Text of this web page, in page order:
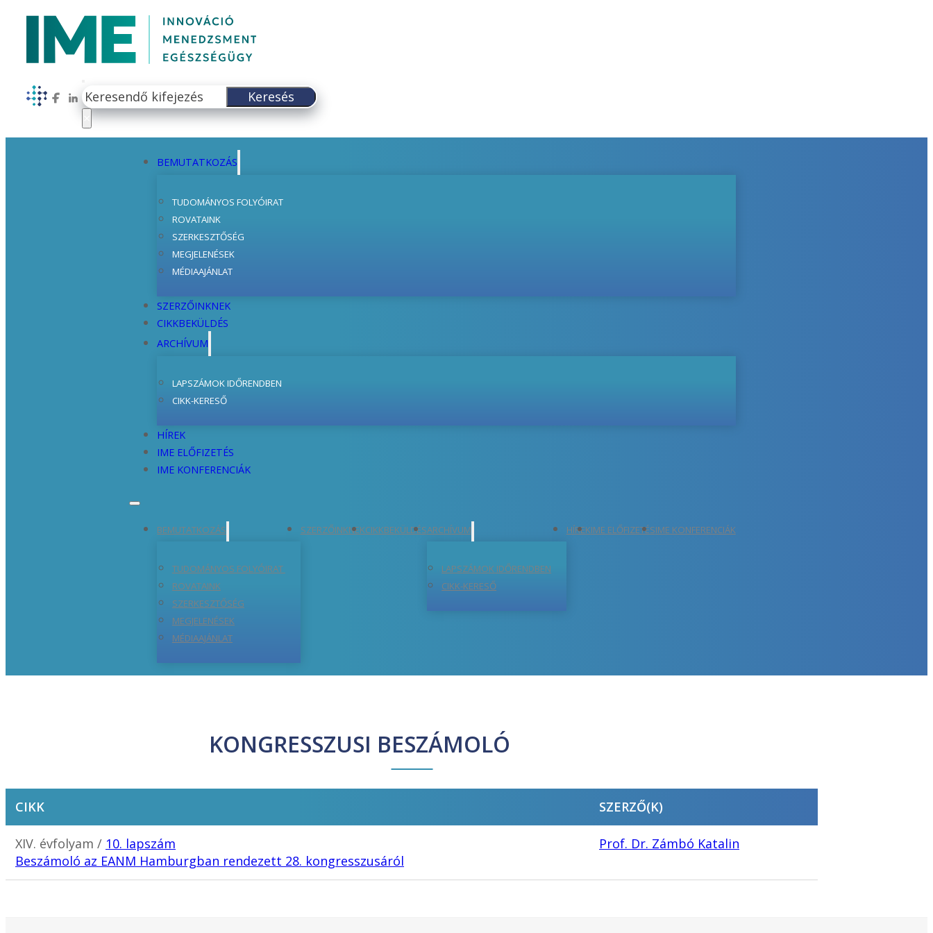
Follow us on Facebook
Follow us on LinkedIn
Keresés
Keresés
BEMUTATKOZÁS
TUDOMÁNYOS FOLYÓIRAT
ROVATAINK
SZERKESZTŐSÉG
MEGJELENÉSEK
MÉDIAAJÁNLAT
SZERZŐINKNEK
CIKKBEKÜLDÉS
ARCHÍVUM
LAPSZÁMOK IDŐRENDBEN
CIKK-KERESŐ
HÍREK
IME ELŐFIZETÉS
IME KONFERENCIÁK
BEMUTATKOZÁS
TUDOMÁNYOS FOLYÓIRAT
ROVATAINK
SZERKESZTŐSÉG
MEGJELENÉSEK
MÉDIAAJÁNLAT
SZERZŐINKNEKCIKKBEKÜLDÉSARCHÍVUM
LAPSZÁMOK IDŐRENDBEN
CIKK-KERESŐ
HÍREKIME ELŐFIZETÉSIME KONFERENCIÁK
KONGRESSZUSI BESZÁMOLÓ
CIKK SZERZŐ(K)
XIV. évfolyam / 10. lapszám
Beszámoló az EANM Hamburgban rendezett 28. kongresszusáról
Prof. Dr. Zámbó Katalin